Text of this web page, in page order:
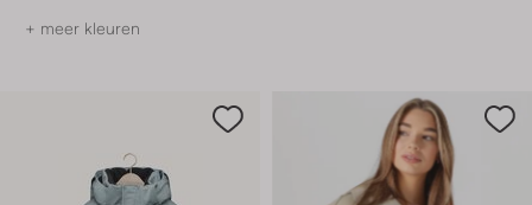
+ meer kleuren